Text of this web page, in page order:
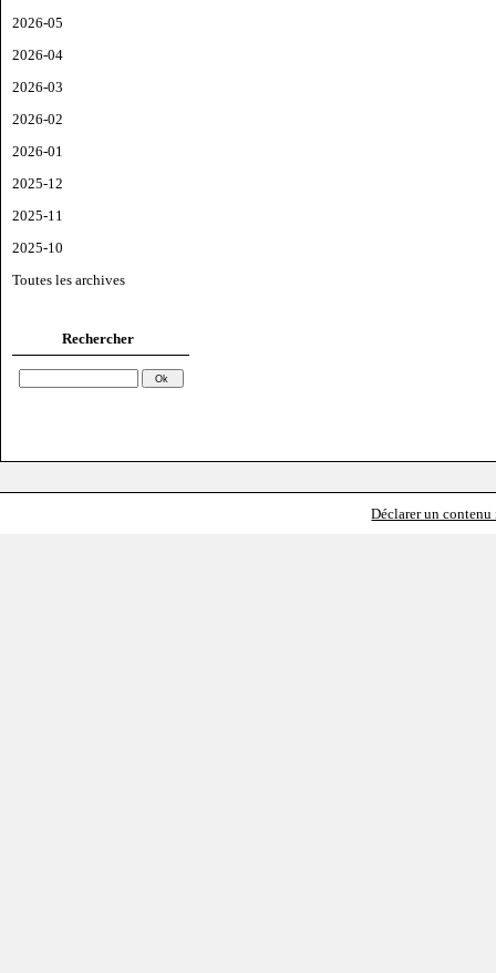
2026-05
2026-04
2026-03
2026-02
2026-01
2025-12
2025-11
2025-10
Toutes les archives
Rechercher
Déclarer un